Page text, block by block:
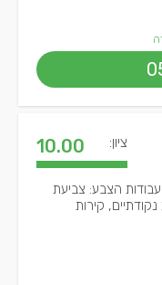
ציון: 10.00
הצבע: צביעת
קירות